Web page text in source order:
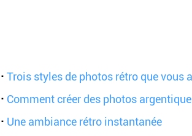
·Trois styles de photos rétro que vous
· Comment créer des photos
· Une ambiance rétro instantanée